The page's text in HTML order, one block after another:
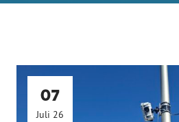
07
Juli 26